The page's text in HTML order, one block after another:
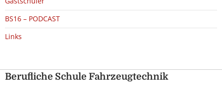
BS16 – PODCAST
Links
Berufliche Schule Fahrzeugtechnik